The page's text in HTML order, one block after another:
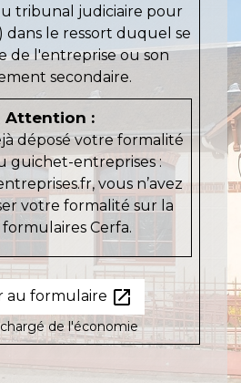
tribunal judiciaire pour
dans le ressort duquel se
de l'entreprise ou son
secondaire.
Attention :
déposé votre formalité
guichet-entreprises :
vous n’avez
votre formalité sur la
formulaires Cerfa.
au formulaire open_in_new
de l'économie